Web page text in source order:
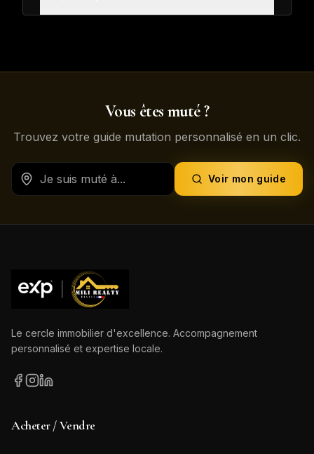
Vous êtes muté ?
Trouvez votre guide mutation personnalisé en un clic.
Voir mon guide
Le cercle immobilier d'excellence. Accompagnement
personnalisé et expertise locale.
Acheter / Vendre